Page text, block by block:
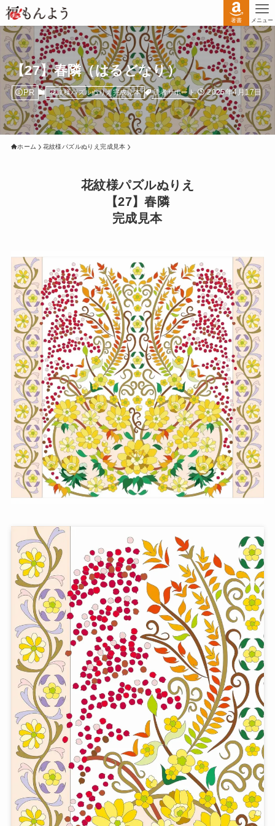
著書 メニュー
【27】春隣（はるどなり）
PR 花紋様パズルぬりえ完成見本 読者サポート 2025年4月17日
ホーム 花紋様パズルぬりえ完成見本
花紋様パズルぬりえ
【27】春隣
完成見本